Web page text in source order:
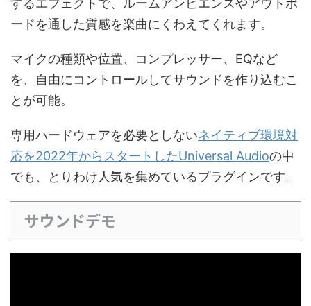
するエフェクトで、ルームアンビエンスやアウトボ
ードを通した質感を楽曲にくわえてくれます。
マイクの種類や位置、コンプレッサー、EQなど
を、自由にコントロールしてサウンドを作り込むこ
とが可能。
専用ハードウェアを必要としないネイティブ環境対
応を2022年からスタートしたUniversal Audioの中
でも、とりわけ人気を集めているプラグインです。
サウンドデモ